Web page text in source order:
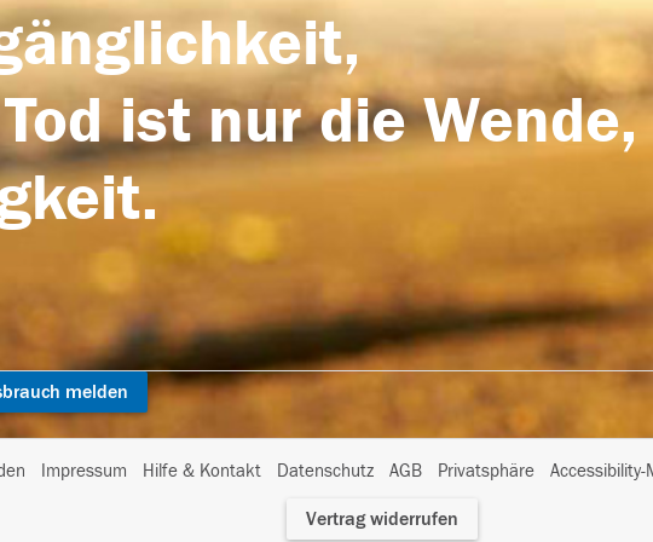
ist nur die
melden
Impressum Hilfe & Kontakt Datenschutz AGB Privatsphäre
I
Vertrag widerrufen